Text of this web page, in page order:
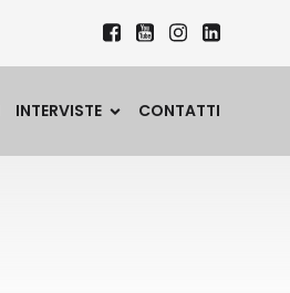
INTERVISTE CONTATTI